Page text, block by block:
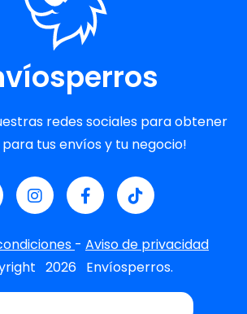
redes sociales para obtener
tus envíos y tu negocio!
- Aviso de privacidad
2026 Envíosperros.